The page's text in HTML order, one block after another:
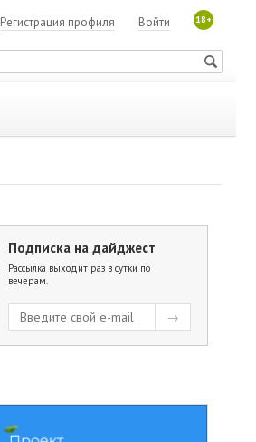
18+
Войти
Регистрация профиля
Подписка на дайджест
Рассылка выходит раз в сутки по
вечерам.